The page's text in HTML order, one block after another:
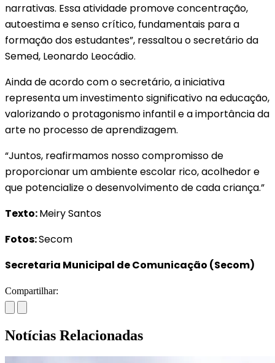
narrativas. Essa atividade promove concentração,
autoestima e senso crítico, fundamentais para a
formação dos estudantes”, ressaltou o secretário da
Semed, Leonardo Leocádio.
Ainda de acordo com o secretário, a iniciativa
representa um investimento significativo na educação,
valorizando o protagonismo infantil e a importância da
arte no processo de aprendizagem.
“Juntos, reafirmamos nosso compromisso de
proporcionar um ambiente escolar rico, acolhedor e
que potencialize o desenvolvimento de cada criança.”
Texto:Meiry Santos
Fotos:Secom
Secretaria Municipal de Comunicação (Secom)
Compartilhar:
Notícias Relacionadas